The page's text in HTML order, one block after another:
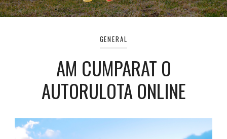
GENERAL
AM CUMPARAT O
AUTORULOTA ONLINE